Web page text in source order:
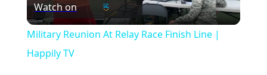
Video
Watch on
Military Reunion At Relay Race Finish Line |
Happily TV